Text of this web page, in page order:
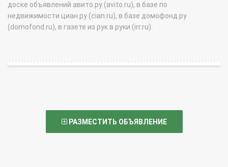
доске объявлений авито.ру (avito.ru), в базе по
недвижимости циан.ру (cian.ru), в базе домофонд.ру
(domofond.ru), в газете из рук в руки (irr.ru).
РАЗМЕСТИТЬ ОБЪЯВЛЕНИЕ